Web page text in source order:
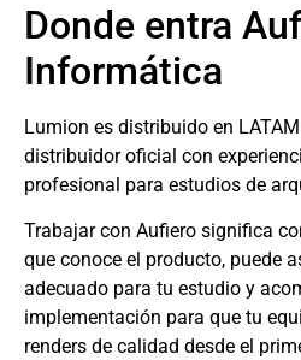
Donde entra
Informática
Lumion es distribuido en
distribuidor oficial con
profesional para estudios de
Trabajar con Aufiero significa
que conoce el producto, puede
adecuado para tu estudio y
implementación para que tu
renders de calidad desde el